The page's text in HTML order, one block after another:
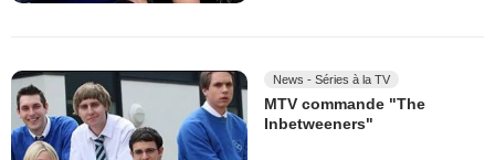
News - Séries à la TV
MTV commande "The
Inbetweeners"